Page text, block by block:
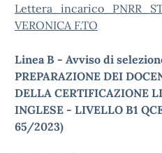
VERONICA F.TO
Linea B - Avviso di
PREPARAZIONE DEI
DELLA CERTIFICAZIONE
INGLESE - LIVELLO B1
65/2023)